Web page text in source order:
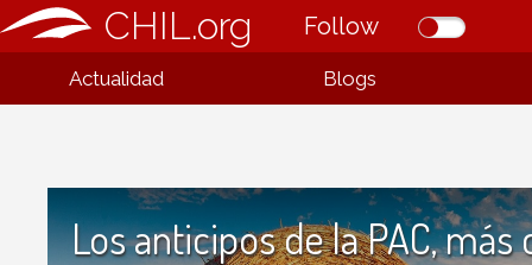
CHIL.org Follow
Actualidad Blogs
Los anticipos de la PAC, más